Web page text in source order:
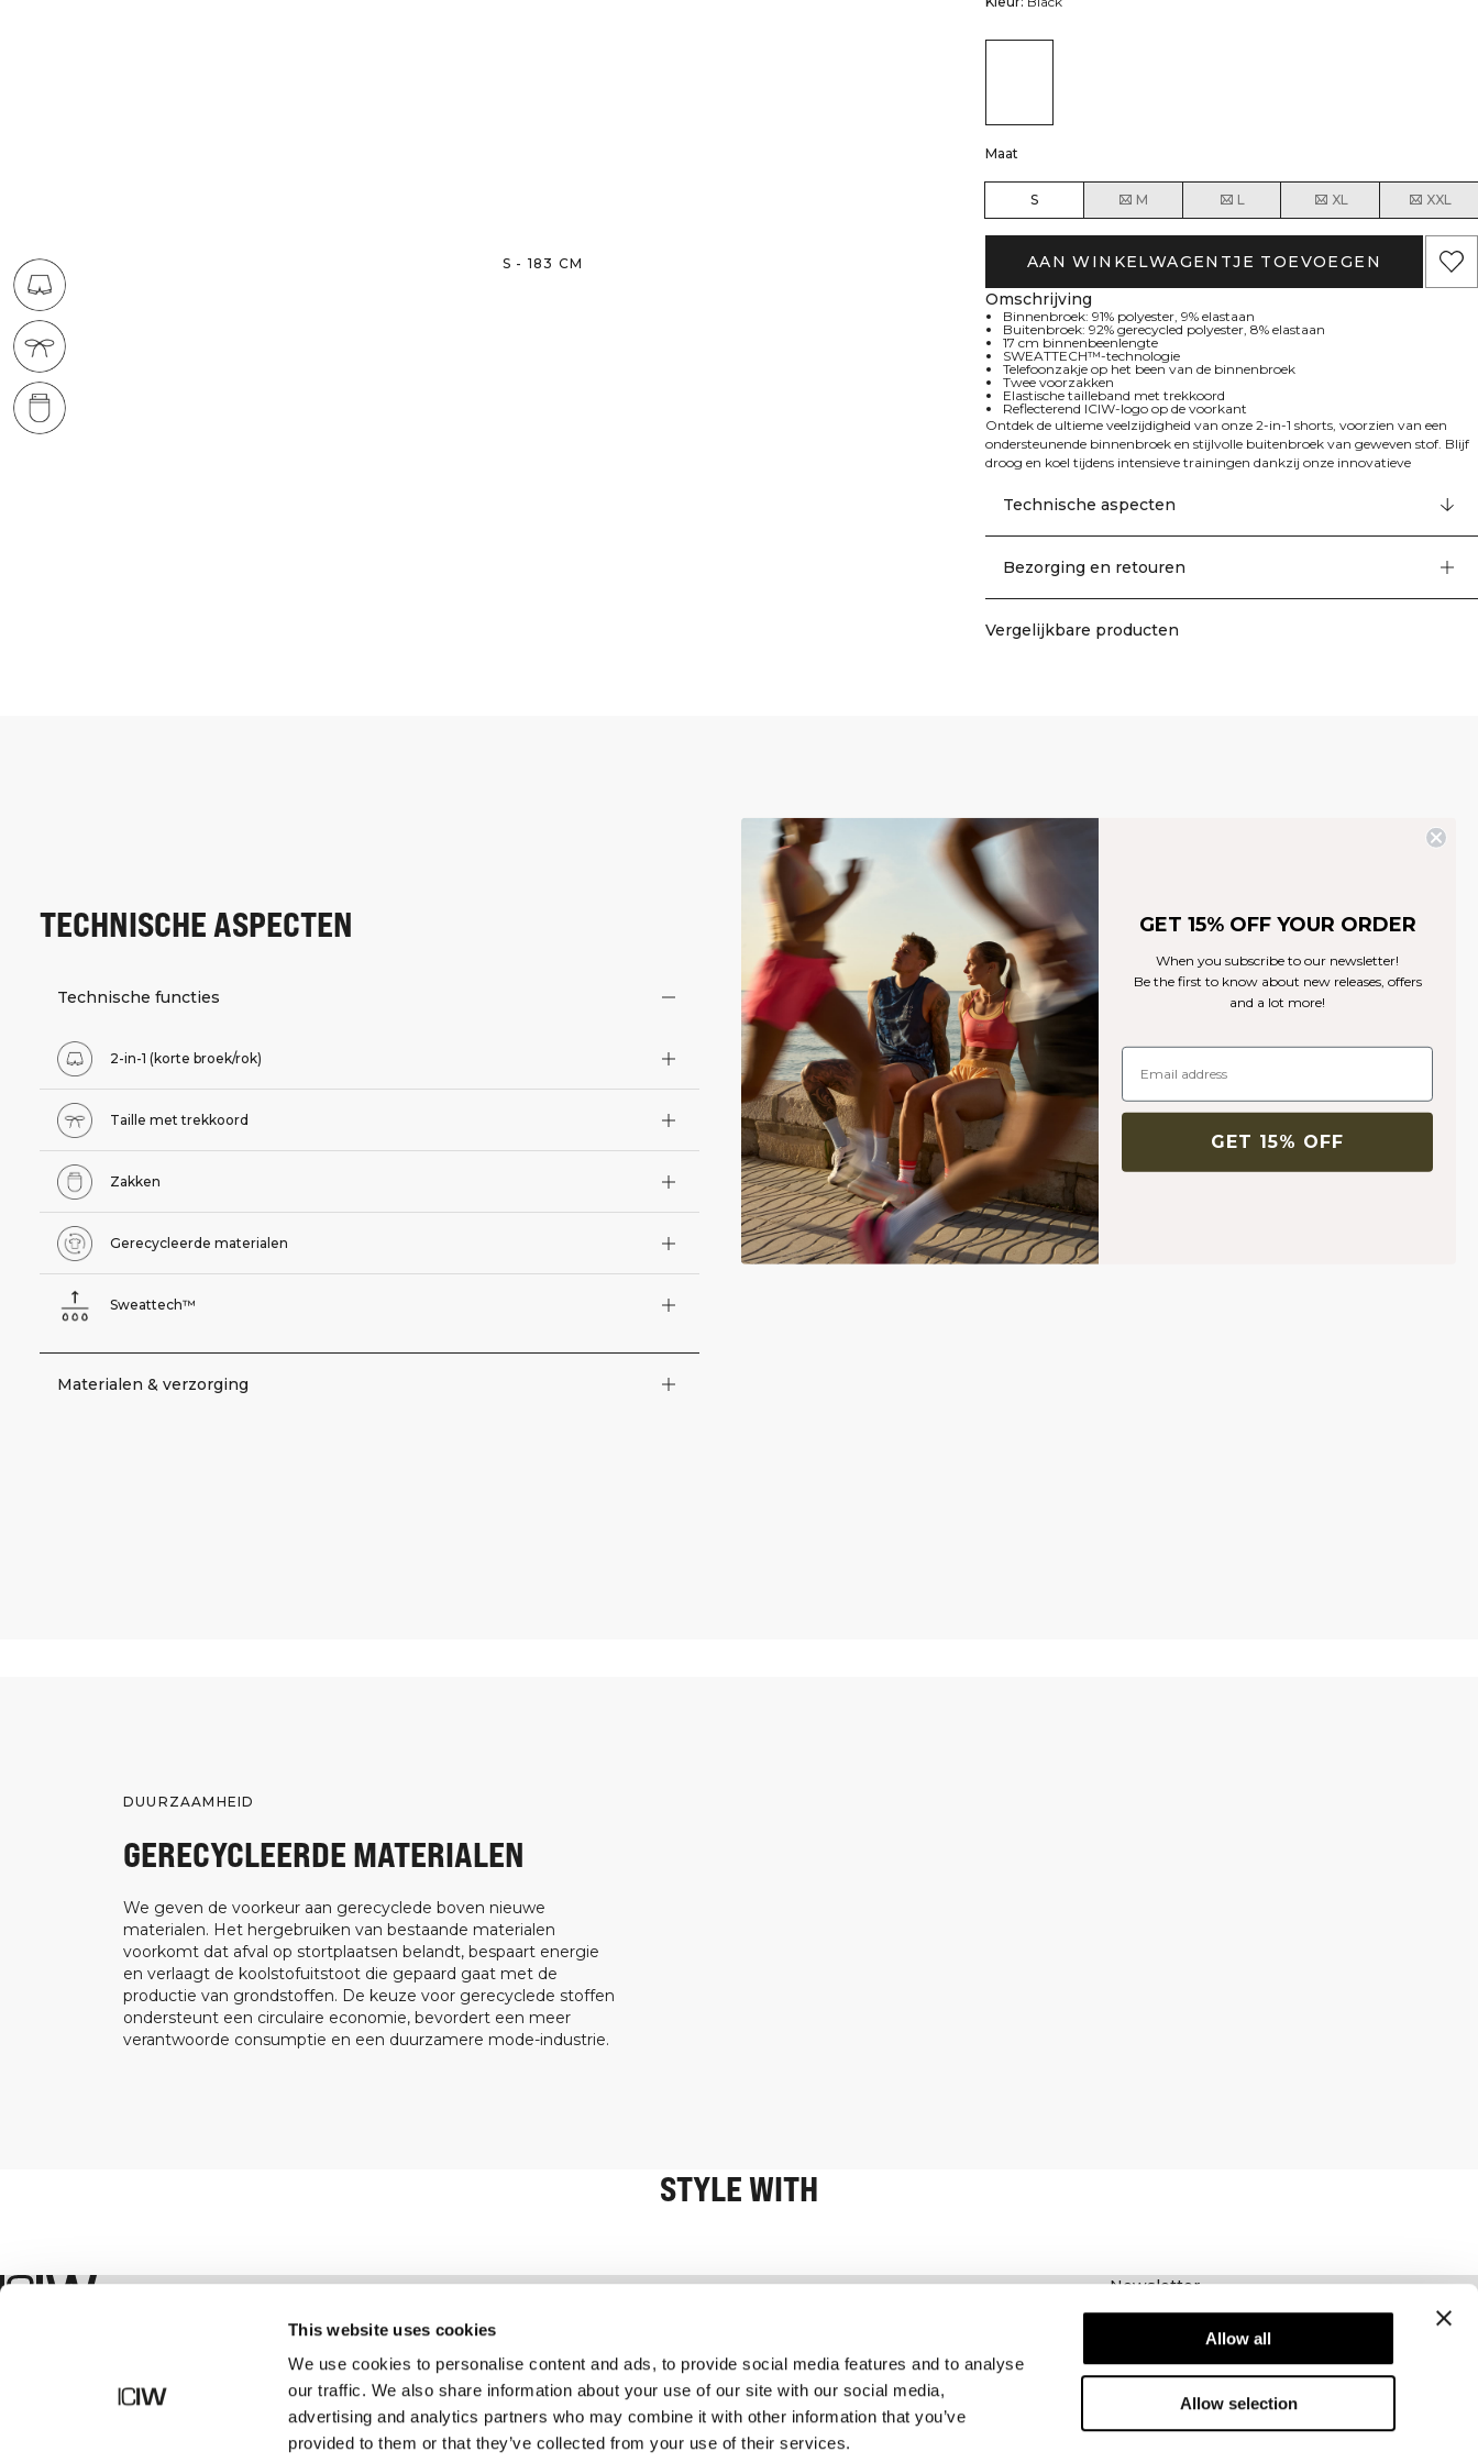
This website uses cookies
We use cookies to personalise content and ads, to provide social media features and to analyse
our traffic. We also share information about your use of our site with our social media,
advertising and analytics partners who may combine it with other information that you’ve
provided to them or that they’ve collected from your use of their services.
Allow all
Allow selection
S - 183 CM
Maat
S M L XL XXL
AAN WINKELWAGENTJE TOEVOEGEN
Omschrijving
Binnenbroek: 91% polyester, 9% elastaan
Buitenbroek: 92% gerecycled polyester, 8% elastaan
17 cm binnenbeenlengte
SWEATTECH™-technologie
Telefoonzakje op het been van de binnenbroek
Twee voorzakken
Elastische tailleband met trekkoord
Reflecterend ICIW-logo op de voorkant
Ontdek de ultieme veelzijdigheid van onze 2-in-1 shorts, voorzien van een
ondersteunende binnenbroek en stijlvolle buitenbroek van geweven stof. Blijf
droog en koel tijdens intensieve trainingen dankzij onze innovatieve
telefoonzakje op het dijbeen, twee voorzakken, elastische tailleband met extra
trekkoord, binnenbeenlengte 17 cm, SWEATTECH™. Binnenbroek: 91%
polyester, 9% elastaan. Buitenbroek: 92% gerecycled polyester, 8% elastaan.
Technische aspecten
Bezorging en retouren
Vergelijkbare producten
TECHNISCHE ASPECTEN
Technische functies
2-in-1 (korte broek/rok)
Taille met trekkoord
Zakken
Gerecycleerde materialen
Sweattech™
Materialen & verzorging
DUURZAAMHEID
GERECYCLEERDE MATERIALEN
We geven de voorkeur aan gerecyclede boven nieuwe
materialen. Het hergebruiken van bestaande materialen
voorkomt dat afval op stortplaatsen belandt, bespaart energie
en verlaagt de koolstofuitstoot die gepaard gaat met de
productie van grondstoffen. De keuze voor gerecyclede stoffen
ondersteunt een circulaire economie, bevordert een meer
verantwoorde consumptie en een duurzamere mode-industrie.
STYLE WITH
Newsletter
Schrijf je voor onze nieuwsbrief! Ontvang
exclusieve aanbiedingen, ons laatste nieuws en
nog veel meer.
GET 15% OFF YOUR ORDER
When you subscribe to our newsletter!
Be the first to know about new releases, offers
and a lot more!
GET 15% OFF